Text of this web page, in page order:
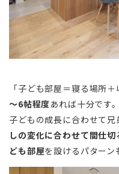
「子ども部屋＝寝る場所
～6帖程度あれば十分です。
子どもの成長に合わせて兄
しの変化に合わせて間仕
ども部屋を設けるパターン